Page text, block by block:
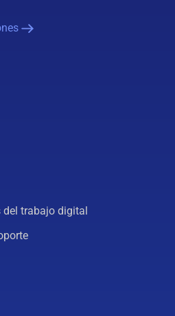
del trabajo digital